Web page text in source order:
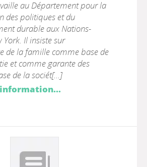
au Département pour la
des politiques et du
durable aux Nations-
York. Il insiste sur
de la famille comme base de
et comme garante des
de la sociét[...]